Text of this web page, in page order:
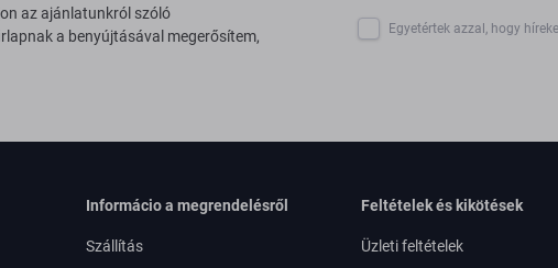
az ajánlatunkról szóló
a benyújtásával megerősítem,
Egyetértek azzal, hogy
Informácio a megrendelésről
Szállítás
Feltételek és kikötések
Üzleti feltételek